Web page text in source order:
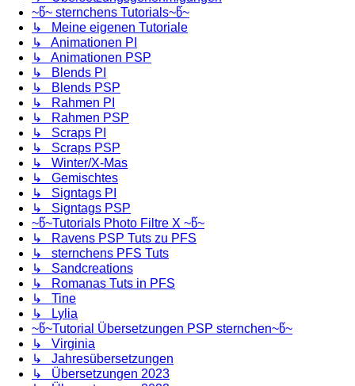
~წ~ sternchens Tutorials~წ~
↳ Meine eigenen Tutoriale
↳ Animationen PI
↳ Animationen PSP
↳ Blends PI
↳ Blends PSP
↳ Rahmen PI
↳ Rahmen PSP
↳ Scraps PI
↳ Scraps PSP
↳ Winter/X-Mas
↳ Gemischtes
↳ Signtags PI
↳ Signtags PSP
~წ~Tutorials Photo Filtre X ~წ~
↳ Ravens PSP Tuts zu PFS
↳ sternchens PFS Tuts
↳ Sandcreations
↳ Romanas Tuts in PFS
↳ Tine
↳ Lylia
~წ~Tutorial Übersetzungen PSP sternchen~წ~
↳ Virginia
↳ Jahresübersetzungen
↳ Übersetzungen 2023